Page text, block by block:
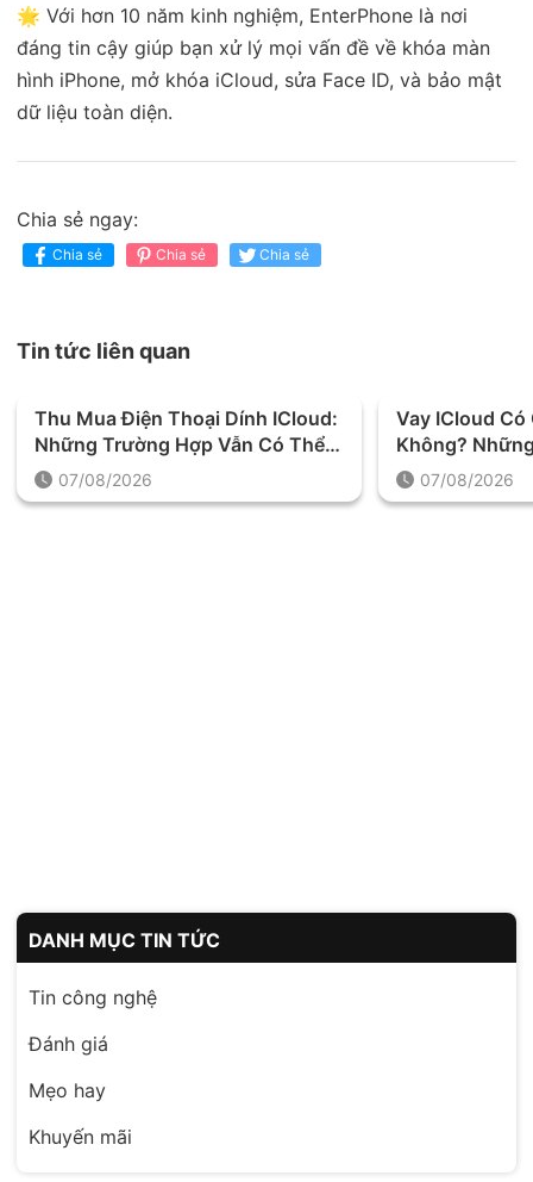
🌟 Với hơn 10 năm kinh nghiệm, EnterPhone là nơi
đáng tin cậy giúp bạn xử lý mọi vấn đề về khóa màn
hình iPhone, mở khóa iCloud, sửa Face ID, và bảo mật
dữ liệu toàn diện.
Chia sẻ ngay:
Chia sẻ Chia sẻ Chia sẻ
Tin tức liên quan
Thu Mua Điện Thoại Dính ICloud:
Những Trường Hợp Vẫn Có Thể
Định Giá Và Thu Mua
07/08/2026
Vay ICloud Có
Không?
Được Yêu Cầu
07/08/2026
DANH MỤC TIN TỨC
Tin công nghệ
Đánh giá
Mẹo hay
Khuyến mãi